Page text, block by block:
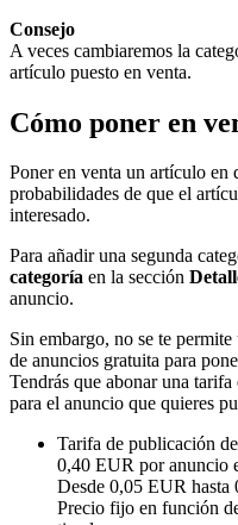
Consejo
A veces cambiaremos la
artículo puesto en venta.
Cómo poner en
Poner en venta un artículo en
probabilidades de que el
interesado.
Para añadir una segunda
categoría en la sección
anuncio.
Sin embargo, no se te
de anuncios gratuita para
Tendrás que abonar una
para el anuncio que quieres
Tarifa de publicación
0,40 EUR por anuncio
Desde 0,05 EUR
Precio fijo en función